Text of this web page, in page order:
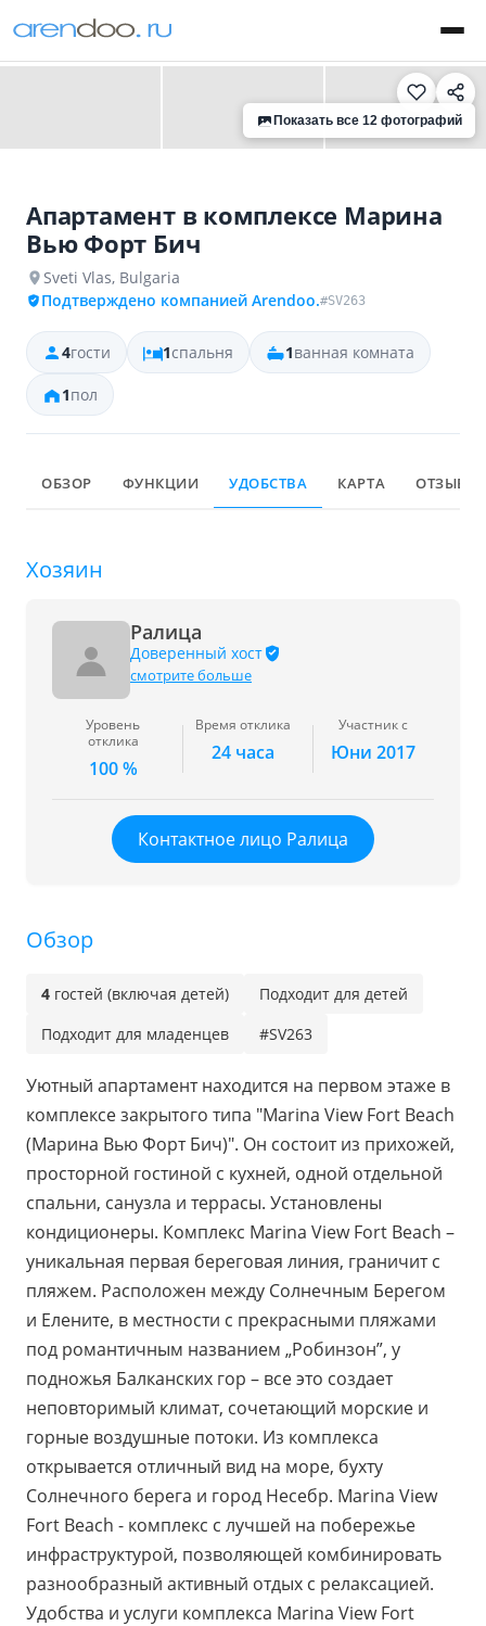
‹ ›
Показать все 12 фотографий
Aпартамент в комплексe Марина
Вью Форт Бич
Sveti Vlas, Bulgaria
Подтверждено компанией Arendoo.#SV263
4гости 1спальня 1ванная комната
1пол
ОБЗОР ФУНКЦИИ УДОБСТВА КАРТА ОТЗЫВЫ
Хозяин
Ралица
Доверенный хост
смотрите больше
Уровень
отклика
100 %
Время отклика
24 часа
Участник с
Юни 2017
Контактное лицо Ралица
Обзор
4 гостей (включая детей)
Подходит для детей
Подходит для младенцев
#SV263
Уютный апартамент находится на первом этаже в
комплексе закрытого типа "Marina View Fort Beach
(Марина Вью Форт Бич)". Он состоит из прихожей,
просторной гостиной с кухней, одной отдельной
спальни, санузла и террасы. Установлены
кондиционеры. Комплекс Marina View Fort Beach –
уникальная первая береговая линия, граничит с
пляжем. Расположен между Солнечным Берегом
и Елените, в местности с прекрасными пляжами
под романтичным названием „Робинзон”, у
подножья Балканских гор – все это создает
неповторимый климат, сочетающий морские и
горные воздушные потоки. Из комплекса
открывается отличный вид на море, бухту
Солнечного берега и город Несебр. Marina View
Fort Beach - комплекс с лучшей на побережье
инфраструктурой, позволяющей комбинировать
разнообразный активный отдых с релаксацией.
Удобства и услуги комплекса Marina View Fort